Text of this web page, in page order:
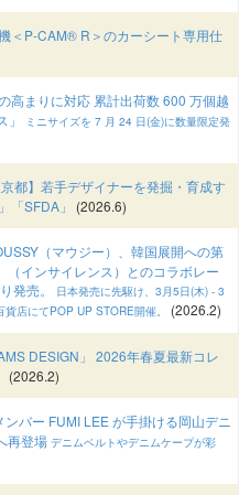
＜P-CAM® R＞のカーシート専用仕
高まりに対応 累計出荷数 600 万個越
」
ミニサイズを 7 月 24 日(金)に数量限定発
京都】若手デザイナーを発掘・育成す
「SFDA」
(2026.6)
（マウジー）、韓国展開への第
インサイレンス）とのコラボレー
発売。
日本発売に先駆け、3月5日(木) - 3
店にてPOP UP STORE開催。
(2026.2)
DESIGN」 2026年春夏最新コレ
(2026.2)
バー FUMI LEE が手掛ける岡山デニ
再登場 デニムベルトやデニムケープが彩